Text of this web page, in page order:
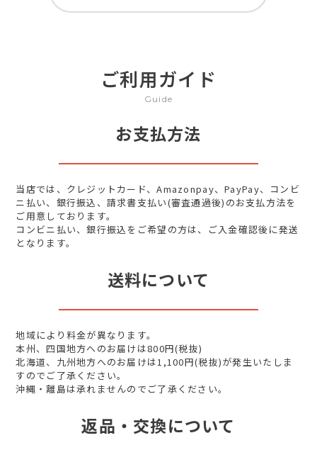
ご利用ガイド
Guide
お支払方法
当店では、クレジットカード、Amazonpay、PayPay、コンビ
ニ払い、銀行振込、請求書支払い(審査通過後)のお支払方法を
ご用意しております。
コンビニ払い、銀行振込をご希望の方は、ご入金確認後に発送
となります。
送料について
地域により料金が異なります。
本州、四国地方へのお届けは800円(税抜)
北海道、九州地方へのお届けは1,100円(税抜)が発生いたしま
すのでご了承ください。
沖縄・離島は承れませんのでご了承ください。
返品・交換について